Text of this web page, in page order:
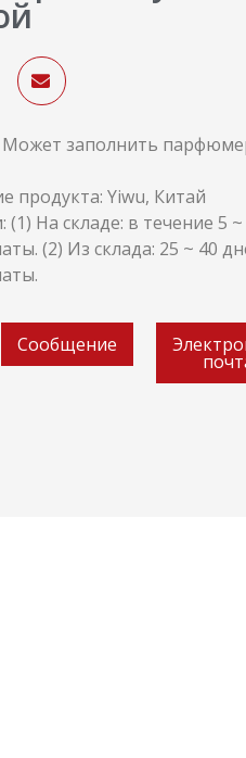
Может заполнить
продукта: Yiwu, Китай
(1) На складе: в течение 5
(2) Из склада: 25 ~ 40
Сообщение